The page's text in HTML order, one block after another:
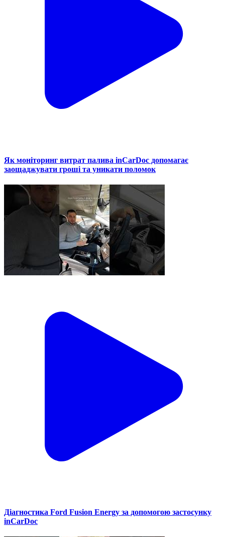
Як моніторинг витрат палива inCarDoc допомагає
заощаджувати гроші та уникати поломок
Діагностика Ford Fusion Energy за допомогою застосунку
inCarDoc